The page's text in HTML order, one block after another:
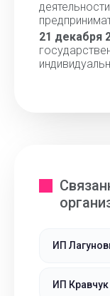
21 декабря
ИП
ИП